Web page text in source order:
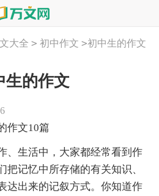
大全 > 初中作文 >初中生的作文
生的作文
作文10篇
生活中，大家都经常看到作
把记忆中所存储的有关知识、
达出来的记叙方式。你知道作